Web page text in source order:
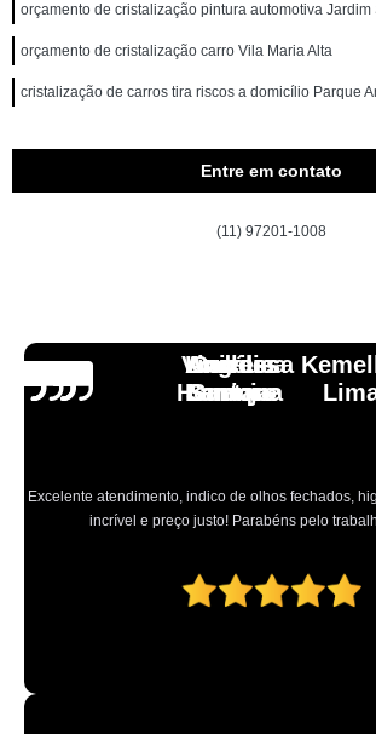
orçamento de cristalização pintura automotiva Jardim
orçamento de cristalização carro Vila Maria Alta
cristalização de carros tira riscos a domicílio Parque
Entre em contato
(11) 97201-1008
Angélica
Santana
Excelente atendimento, indico de olhos fechados,
incrível e preço justo! Parabéns pelo
Andressa
Carlos
Henrique
Vinicius
Laranja
Lourdes
Santoro